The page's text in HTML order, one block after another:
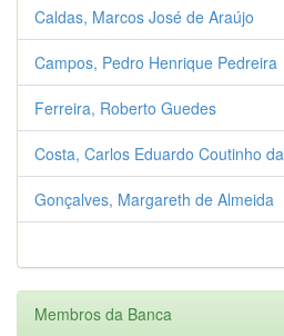
Caldas, Marcos José de Araújo
Campos, Pedro Henrique Pedreira
Ferreira, Roberto Guedes
Costa, Carlos Eduardo Coutinho da
Gonçalves, Margareth de Almeida
Membros da Banca